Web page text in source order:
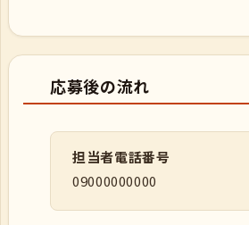
応募後の流れ
担当者電話番号
09000000000